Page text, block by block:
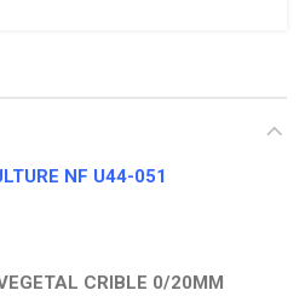
NF U44-051
CRIBLE 0/20MM